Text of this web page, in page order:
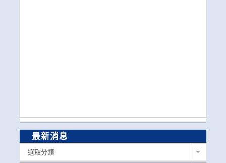
最新消息
選取分類